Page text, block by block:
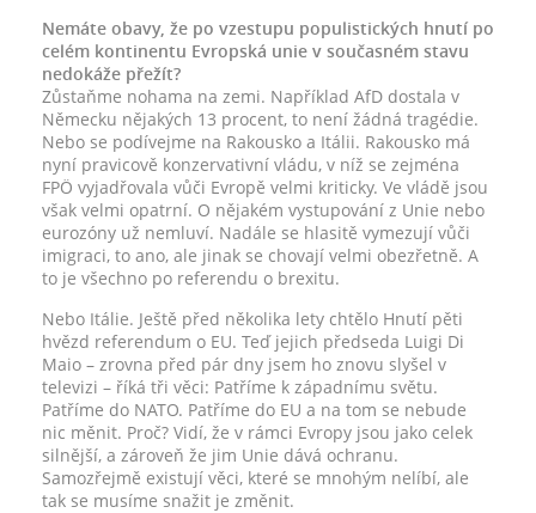
Nemáte obavy, že po vzestupu populistických hnutí po
celém kontinentu Evropská unie v současném stavu
nedokáže přežít?
Zůstaňme nohama na zemi. Například AfD dostala v
Německu nějakých 13 procent, to není žádná tragédie.
Nebo se podívejme na Rakousko a Itálii. Rakousko má
nyní pravicově konzervativní vládu, v níž se zejména
FPÖ vyjadřovala vůči Evropě velmi kriticky. Ve vládě jsou
však velmi opatrní. O nějakém vystupování z Unie nebo
eurozóny už nemluví. Nadále se hlasitě vymezují vůči
imigraci, to ano, ale jinak se chovají velmi obezřetně. A
to je všechno po referendu o brexitu.
Nebo Itálie. Ještě před několika lety chtělo Hnutí pěti
hvězd referendum o EU. Teď jejich předseda Luigi Di
Maio – zrovna před pár dny jsem ho znovu slyšel v
televizi – říká tři věci: Patříme k západnímu světu.
Patříme do NATO. Patříme do EU a na tom se nebude
nic měnit. Proč? Vidí, že v rámci Evropy jsou jako celek
silnější, a zároveň že jim Unie dává ochranu.
Samozřejmě existují věci, které se mnohým nelíbí, ale
tak se musíme snažit je změnit.